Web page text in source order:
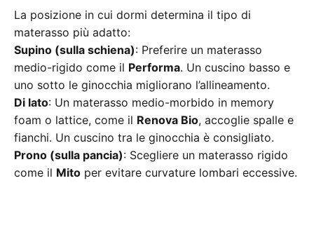
La posizione in cui dormi determina il tipo di
materasso più adatto:
Supino (sulla schiena): Preferire un materasso
medio-rigido come il Performa. Un cuscino basso e
uno sotto le ginocchia migliorano l’allineamento.
Di lato: Un materasso medio-morbido in memory
foam o lattice, come il Renova Bio, accoglie spalle e
fianchi. Un cuscino tra le ginocchia è consigliato.
Prono (sulla pancia): Scegliere un materasso rigido
come il Mito per evitare curvature lombari eccessive.